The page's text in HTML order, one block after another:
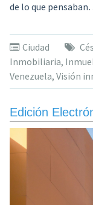
de lo que
Ciudad
Inmobiliaria,
Venezuela, Visión
Edición